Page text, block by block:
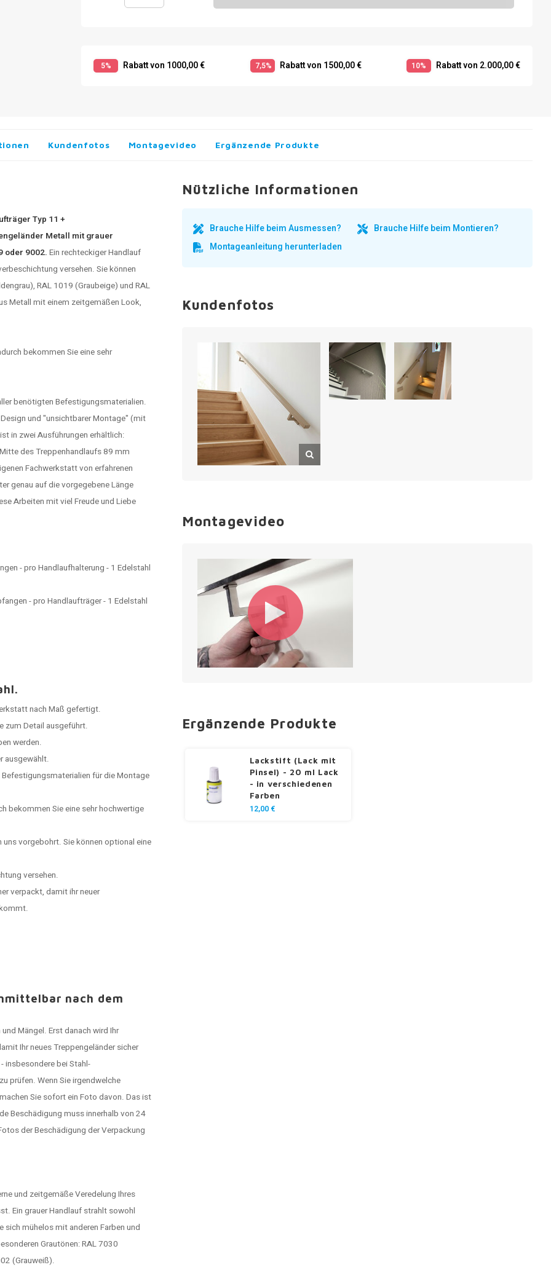
5% Rabatt von 1000,00 € 7,5% Rabatt von 1500,00 € 10% Rabatt von 2.000,00 €
Kundenfotos Montagevideo Ergänzende Produkte
Typ 11 +
Metall mit grauer
oder 9002. Ein rechteckigerHandlauf
versehen. Sie können
RAL 1019 (Graubeige) und RAL
Metall mit einem zeitgemäßen Look,
bekommen Sie eine sehr
benötigten Befestigungsmaterialien.
und "unsichtbarer Montage" (mit
in zwei Ausführungen erhältlich:
des Treppenhandlaufs 89 mm
Fachwerkstatt von erfahrenen
genau auf die vorgegebene Länge
Arbeiten mit viel Freude und Liebe
- pro Handlaufhalterung - 1 Edelstahl
- pro Handlaufträger - 1 Edelstahl
nach Maß gefertigt.
zum Detail ausgeführt.
werden.
ausgewählt.
für die Montage
bekommen Sie eine sehr hochwertige
vorgebohrt. Sie können optional eine
versehen.
verpackt, damit ihr neuer
nach dem
Mängel. Erst danach wird Ihr
Ihr neues Treppengeländer sicher
insbesondere bei Stahl-
prüfen. Wenn Sie irgendwelche
Sie sofort ein Foto davon. Das ist
Beschädigung muss innerhalb von 24
der Beschädigung der Verpackung
und zeitgemäße Veredelung Ihres
Ein grauer Handlauf strahlt sowohl
mühelos mit anderen Farben und
Grautönen: RAL 7030
(Grauweiß).
Nützliche Informationen
Brauche Hilfe beim Ausmessen?
Brauche Hilfe beim Montieren?
Montageanleitung herunterladen
Kundenfotos
Montagevideo
Ergänzende Produkte
Lackstift (Lack mit
Pinsel) - 20 ml Lack
- in verschiedenen
Farben
12,00 €